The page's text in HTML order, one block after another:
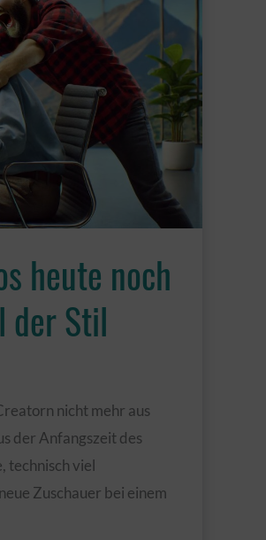
heute noch
der Stil
nicht mehr aus
der Anfangszeit des
technisch viel
Zuschauer bei einem